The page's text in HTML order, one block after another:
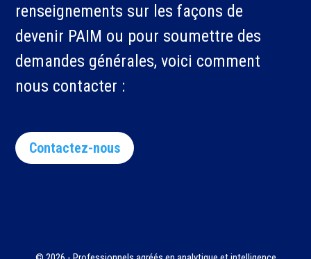
renseignements sur les façons de
devenir PAIM ou pour soumettre des
demandes générales, voici comment
nous contacter :
Contactez-nous